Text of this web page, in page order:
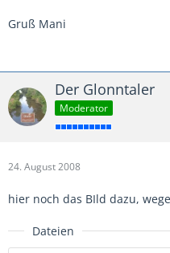
Gruß Mani
Der Glonntaler
Moderator
24. August 2008
hier noch das BIld dazu,
Dateien